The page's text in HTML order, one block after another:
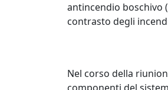
antincendio boschivo
contrasto degli
Nel corso della